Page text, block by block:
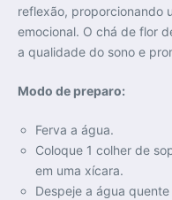
reflexão, proporcionando
emocional. O chá de flor
a qualidade do sono e
Modo de preparo:
Ferva a água.
Coloque 1 colher de
em uma xícara.
Despeje a água